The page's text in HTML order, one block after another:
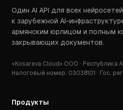
Один AI API для всех
к зарубежной AI-
армянским юрлицом и полным
закрывающих документов.
«Kosareva Cloud» ООО · Республика
Налоговый номер: 03038101 · Гос.
Продукты